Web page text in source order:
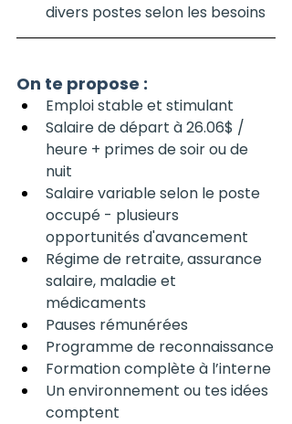
divers postes selon les besoins
On te propose :
Emploi stable et stimulant
Salaire de départ à 26.06$ /
heure + primes de soir ou de
nuit
Salaire variable selon le poste
occupé - plusieurs
opportunités d'avancement
Régime de retraite, assurance
salaire, maladie et
médicaments
Pauses rémunérées
Programme de reconnaissance
Formation complète à l’interne
Un environnement ou tes idées
comptent